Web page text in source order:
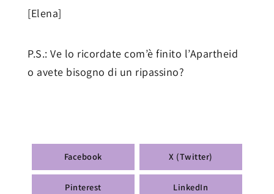
[Elena]
P.S.: Ve lo ricordate com’è finito l’Apartheid
o avete bisogno di un ripassino?
Facebook X (Twitter)
Pinterest LinkedIn